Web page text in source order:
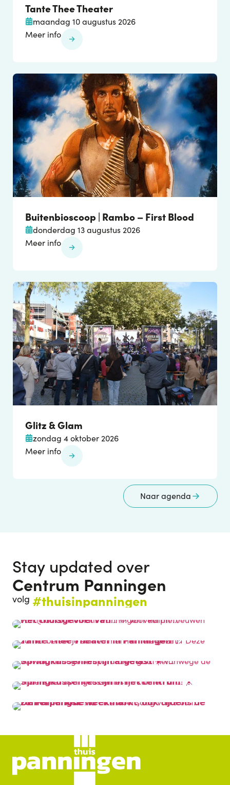
Tante Thee Theater
maandag 10 augustus 2026
Meer info
Buitenbioscoop | Rambo – First Blood
donderdag 13 augustus 2026
Meer info
Glitz & Glam
zondag 4 oktober 2026
Meer info
Naar agenda
Stay updated over
Centrum Panningen
volg #thuisinpanningen